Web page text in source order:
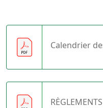
Calendrier